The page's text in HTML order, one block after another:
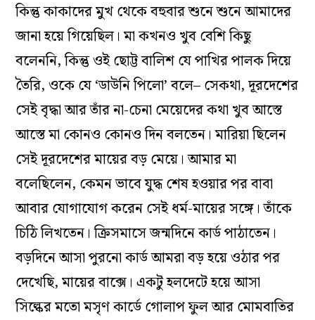
কিন্তু কাকাদের মুখ থেকে বহুবার শুনে শুনে আমাদের
জানা হয়ে গিয়েছিল। মা কখনও খুব বেশি কিছু
বলেননি, কিন্তু ওই ছোট্ট বালিশ যে পাখির পালক দিয়ে
তৈরি, ওকে যে ‘ডাউনি পিলো’ বলে– সেকথা, দূরদেশের
সেই বৃদ্ধা আর তাঁর না-চেনা মেয়েদের কথা খুব আস্তে
আস্তে মা কোনও কোনও দিন বলতেন। মারিয়া ছিলেন
সেই দূরদেশের মায়ের বড় মেয়ে। আমার মা
বলেছিলেন, কেমন ভাবে যুদ্ধ শেষ হওয়ার পর বাবা
আবার যোগাযোগ করেন সেই ধর্ম-মায়ের সঙ্গে। তাঁকে
চিঠি লিখতেন। ক্রিসমাসে জন্মদিনে কার্ড পাঠাতেন।
বড়দিনে আসা পুরনো কার্ড আমরা বড় হয়ে ওঠার পর
দেখেছি, মায়ের বাক্সে। একটু হলদেটে হয়ে আসা
সিল্কের মতো মসৃণ কার্ডে গোলাপ ফুল আর মোমবাতির